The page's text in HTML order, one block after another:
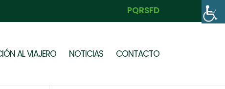
PQRSFD
AL VIAJERO NOTICIAS CONTACTO